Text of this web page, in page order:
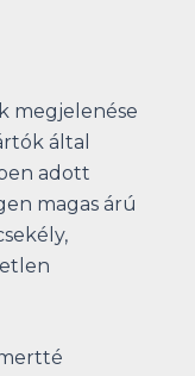
megjelenése
által
adott
magas árú